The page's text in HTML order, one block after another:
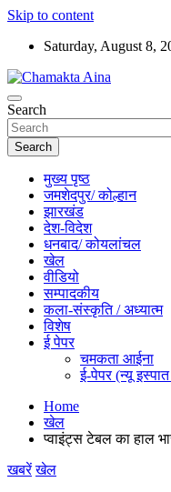
Skip to content
Saturday, August 8,
Chamakta Aina
Hindi News Paper –
Search
Search
मुख्य पृष्ठ
जमशेदपुर/ कोल्हान
झारखंड
देश-विदेश
धनबाद/ कोयलांचल
खेल
वीडियो
सम्पादकीय
कला-संस्कृति / अध्यात्म
विशेष
ई पेपर
चमकता आईना
ई-पेपर (न्यू
Home
खेल
प्वाइंट्स टेबल का हाल
खबरें खेल